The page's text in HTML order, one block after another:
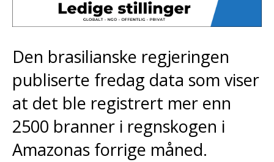
Den brasilianske regjeringen
publiserte fredag data som viser
at det ble registrert mer enn
2500 branner i regnskogen i
Amazonas forrige måned.